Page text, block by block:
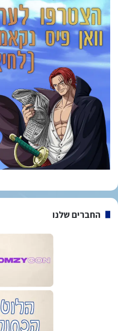
החברים שלנו